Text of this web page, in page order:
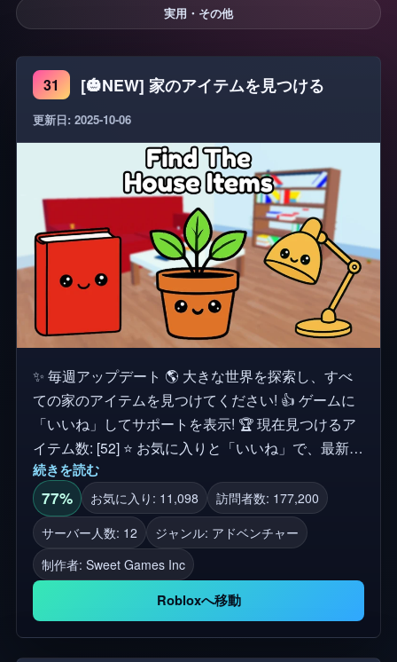
実用・その他
31 [🎃NEW] 家のアイテムを見つける
更新日: 2025-10-06
✨ 毎週アップデート 🌎 大きな世界を探索し、すべ
ての家のアイテムを見つけてください! 👍 ゲームに
「いいね」してサポートを表示! 🏆 現在見つけるア
イテム数: [52] ⭐ お気に入りと「いいね」で、最新の
食べ物や機能の最新情報を入手できます! 🚨 プライ
ベートサーバーが無料になりました!ロールプレイ、
単独でアイテムを集める、または友達と楽しめるよ
うになりました!
続きを読む
77% お気に入り: 11,098
訪問者数: 177,200
サーバー人数: 12
ジャンル: アドベンチャー
制作者: Sweet Games Inc
Robloxへ移動